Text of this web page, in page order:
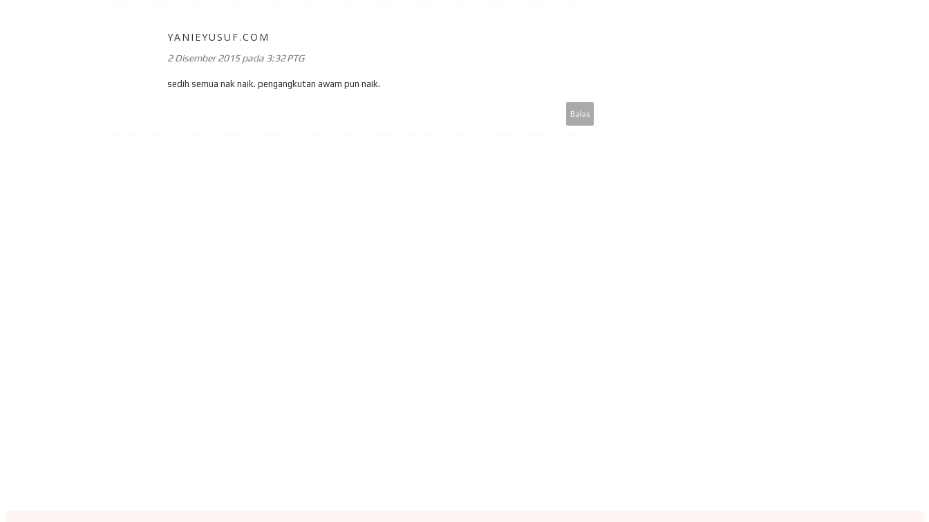
YANIEYUSUF.COM
2 Disember 2015 pada 3:32 PTG
sedih semua nak naik. pengangkutan awam pun naik.
Balas